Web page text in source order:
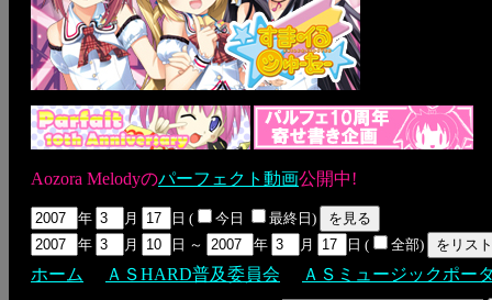
Aozora Melodyのパーフェクト動画公開中!
年 月 日 ( 今日
最終日)
年
月 日 ～ 年 月 日 ( 全部)
ホーム ＡＳHARD普及委員会 ＡＳミュージックポー